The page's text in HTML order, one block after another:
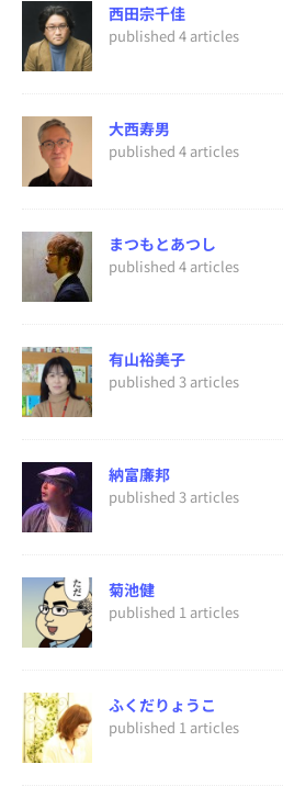
西田宗千佳
published 4 articles
大西寿男
published 4 articles
まつもとあつし
published 4 articles
有山裕美子
published 3 articles
納富廉邦
published 3 articles
菊池健
published 1 articles
ふくだりょうこ
published 1 articles